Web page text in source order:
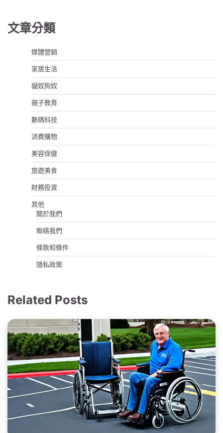
文章分類
媒體營銷
家居生活
貓奴狗奴
親子教育
數碼科技
消費購物
美容保健
旅遊美食
財務投資
其他
關於我們
聯絡我們
條款和條件
隱私政策
Related Posts